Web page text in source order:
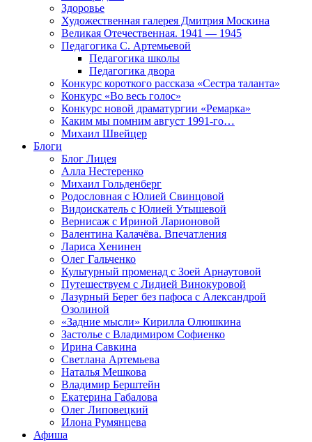
Здоровье
Художественная галерея Дмитрия Москина
Великая Отечественная. 1941 — 1945
Педагогика С. Артемьевой
Педагогика школы
Педагогика двора
Конкурс короткого рассказа «Сестра таланта»
Конкурс «Во весь голос»
Конкурс новой драматургии «Ремарка»
Каким мы помним август 1991-го…
Михаил Швейцер
Блоги
Блог Лицея
Алла Нестеренко
Михаил Гольденберг
Родословная с Юлией Свинцовой
Видоискатель с Юлией Утышевой
Вернисаж с Ириной Ларионовой
Валентина Калачёва. Впечатления
Лариса Хенинен
Олег Гальченко
Культурный променад с Зоей Арнаутовой
Путешествуем с Лидией Винокуровой
Лазурный Берег без пафоса с Александрой
Озолиной
«Задние мысли» Кирилла Олюшкина
Застолье с Владимиром Софиенко
Ирина Савкина
Светлана Артемьева
Наталья Мешкова
Владимир Берштейн
Екатерина Габалова
Олег Липовецкий
Илона Румянцева
Афиша